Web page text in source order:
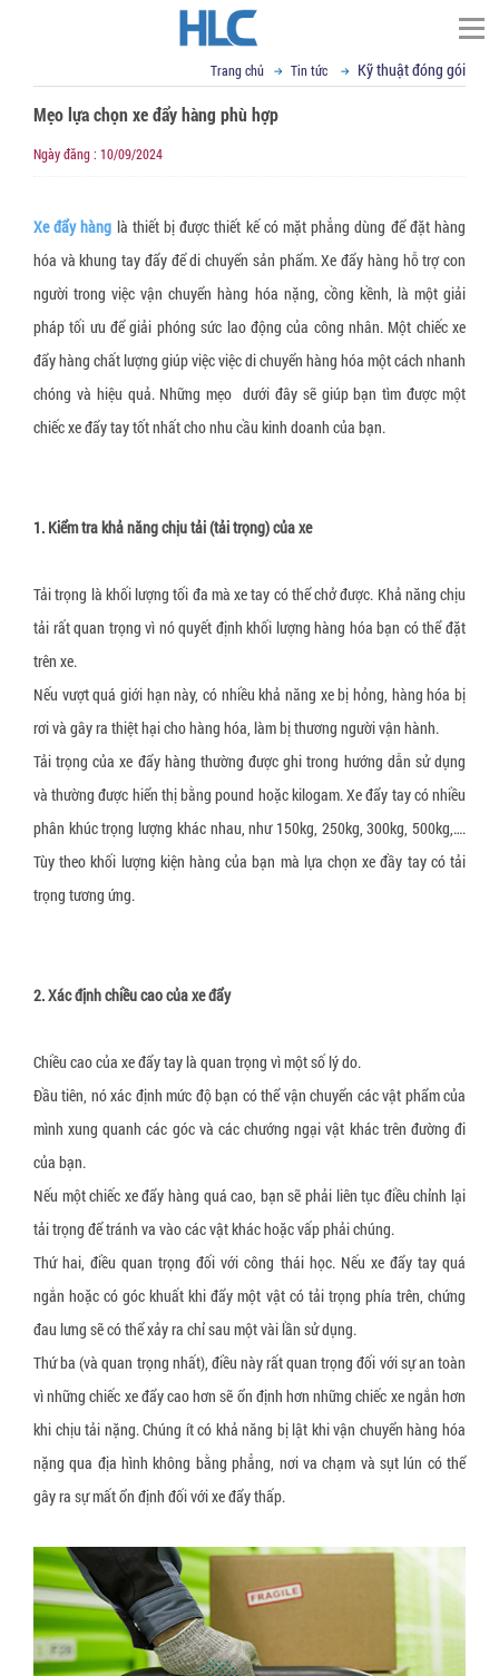
TÌM KIẾM
Trang chủ
Giới thiệu
Tầm nhìn sứ mệnh
Giá trị cốt lõi
Cơ sở vật chất
R&D
Chứng chỉ
Phạm vi cung cấp
Cố định, nâng hạ hàng hóa
Dây đai Composite
Dây tăng đơ chằng hàng
Dây chun quấn pallet
Dây chằng hàng khóa cam
Dây đai thép
Bọ kẹp dây đai composite
Túi khí chèn hàng container
Túi khí chèn lót thùng carton
Túi đệm khí chống va đập hàng hóa
Slip sheet giấy
Slip sheet nhựa trắng
Slip sheet nhựa HDPE
Nhãn cảnh báo hàng hóa bị nghiêng
Nhãn cảnh báo hàng hóa bị va đập
Pallet gỗ
Pallet nhựa
Đệm giảm chấn pallet
Khóa đai nhựa
Khóa đai sắt
Giấy tổ ong bọc hàng
Dây đai giấy
Tấm tổ ong
Thùng carton, hộp carton
VCI - chống mài mòn kim loại
Túi nylon chống gỉ CoroVCI®
Bộ khuếch tán chống gỉ (VCI Emitter)
Gói hút ẩm bentonite clay
Túi chống ẩm Container
Gói hút ẩm Nano
Màng chống mốc PE sheet
Miếng chống mốc công nghệ sinh học
Miếng chống nấm mốc LDPE
Miếng chỉ thị độ ẩm
Giấy chống ẩm
Gói hút khí ethylene
Gói hút CO2
Gói hút ẩm đất sét hoạt tính (activated clay)
Nhôm hoạt tính (Activated Allumina)
Dung dịch chống mốc cho da giày
Bao bì đóng gói
Phụ liệu đóng gói sản phẩm may mặc
Khay nhựa định hình
Băng dính bảo vệ bề mặt
Băng dính công nghiệp
Túi nhôm chống tĩnh điện ESD
Túi bóng khí ESD
Băng dính chống tĩnh điện ESD
Máy in
Máy cắt băng keo
Máy tạo giấy chèn hàng
Thiết bị đóng gói khác
Xe nâng tay thấp 3 tấn càng rộng
Xe nâng mặt bàn 350 kg
Xe nâng mặt bàn 800 kg
Xe đẩy hàng 1 tầng sàn nhựa
Tin tức
Kỹ thuật đóng gói
Liên hệ
Hotline : 0913207773
Trang chủ Tin tức Kỹ thuật đóng gói
Mẹo lựa chọn xe đẩy hàng phù hợp
Ngày đăng : 10/09/2024
Xe đẩy hàng là thiết bị được thiết kế có mặt phẳng dùng để đặt hàng
hóa và khung tay đẩy để di chuyển sản phẩm. Xe đẩy hàng hỗ trợ con
người trong việc vận chuyển hàng hóa nặng, cồng kềnh, là một giải
pháp tối ưu để giải phóng sức lao động của công nhân. Một chiếc xe
đẩy hàng chất lượng giúp việc việc di chuyển hàng hóa một cách nhanh
chóng và hiệu quả. Những mẹo dưới đây sẽ giúp bạn tìm được một
chiếc xe đẩy tay tốt nhất cho nhu cầu kinh doanh của bạn.
1. Kiểm tra khả năng chịu tải (tải trọng) của xe
Tải trọng là khối lượng tối đa mà xe tay có thể chở được. Khả năng chịu
tải rất quan trọng vì nó quyết định khối lượng hàng hóa bạn có thể đặt
trên xe.
Nếu vượt quá giới hạn này, có nhiều khả năng xe bị hỏng, hàng hóa bị
rơi và gây ra thiệt hại cho hàng hóa, làm bị thương người vận hành.
Tải trọng của xe đẩy hàng thường được ghi trong hướng dẫn sử dụng
và thường được hiển thị bằng pound hoặc kilogam. Xe đẩy tay có nhiều
phân khúc trọng lượng khác nhau, như 150kg, 250kg, 300kg, 500kg,….
Tùy theo khối lượng kiện hàng của bạn mà lựa chọn xe đầy tay có tải
trọng tương ứng.
2. Xác định chiều cao của xe đẩy
Chiều cao của xe đẩy tay là quan trọng vì một số lý do.
Đầu tiên, nó xác định mức độ bạn có thể vận chuyển các vật phẩm của
mình xung quanh các góc và các chướng ngại vật khác trên đường đi
của bạn.
Nếu một chiếc xe đẩy hàng quá cao, bạn sẽ phải liên tục điều chỉnh lại
tải trọng để tránh va vào các vật khác hoặc vấp phải chúng.
Thứ hai, điều quan trọng đối với công thái học. Nếu xe đẩy tay quá
ngắn hoặc có góc khuất khi đẩy một vật có tải trọng phía trên, chứng
đau lưng sẽ có thể xảy ra chỉ sau một vài lần sử dụng.
Thứ ba (và quan trọng nhất), điều này rất quan trọng đối với sự an toàn
vì những chiếc xe đẩy cao hơn sẽ ổn định hơn những chiếc xe ngắn hơn
khi chịu tải nặng. Chúng ít có khả năng bị lật khi vận chuyển hàng hóa
nặng qua địa hình không bằng phẳng, nơi va chạm và sụt lún có thể
gây ra sự mất ổn định đối với xe đẩy thấp.